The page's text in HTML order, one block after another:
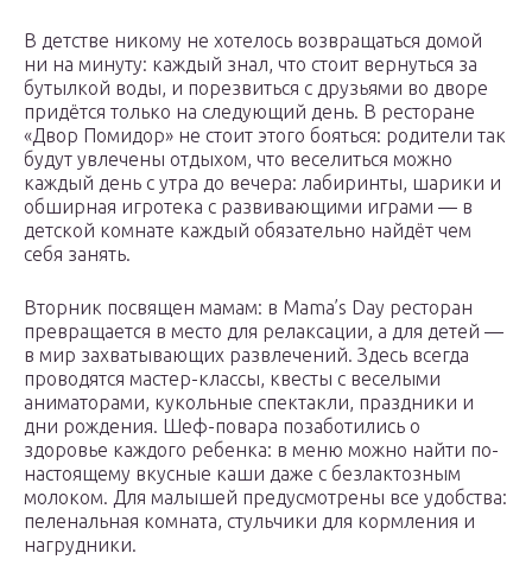
В детстве никому не хотелось возвращаться домой
ни на минуту: каждый знал, что стоит вернуться за
бутылкой воды, и порезвиться с друзьями во дворе
придётся только на следующий день. В ресторане
«Двор Помидор» не стоит этого бояться: родители так
будут увлечены отдыхом, что веселиться можно
каждый день с утра до вечера: лабиринты, шарики и
обширная игротека с развивающими играми — в
детской комнате каждый обязательно найдёт чем
себя занять.
Вторник посвящен мамам: в Mama’s Day ресторан
превращается в место для релаксации, а для детей —
в мир захватывающих развлечений. Здесь всегда
проводятся мастер-классы, квесты с веселыми
аниматорами, кукольные спектакли, праздники и
дни рождения. Шеф-повара позаботились о
здоровье каждого ребенка: в меню можно найти по-
настоящему вкусные каши даже с безлактозным
молоком. Для малышей предусмотрены все удобства:
пеленальная комната, стульчики для кормления и
нагрудники.